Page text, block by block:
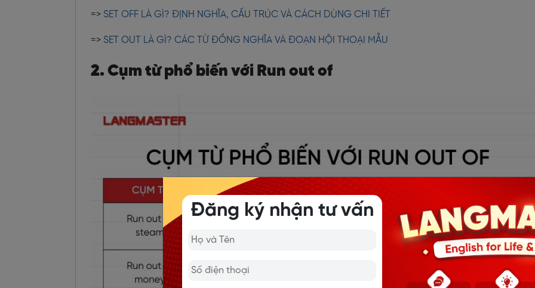
=> SET OFF LÀ GÌ? ĐỊNH NGHĨA, CẤU TRÚC VÀ CÁCH DÙNG CHI TIẾT
=> SET OUT LÀ GÌ? CÁC TỪ ĐỒNG NGHĨA VÀ ĐOẠN HỘI THOẠI MẪU
2. Cụm từ phổ biến với Run out of
Đăng ký nhận tư vấn